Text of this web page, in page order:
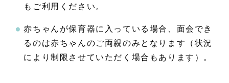
もご利用ください。
赤ちゃんが保育器に入っている場合、面会でき
るのは赤ちゃんのご両親のみとなります（状況
により制限させていただく場合もあります）。